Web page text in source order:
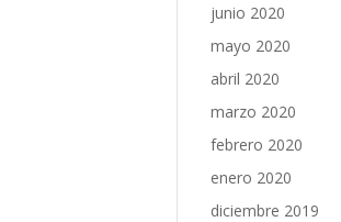
junio 2020
mayo 2020
abril 2020
marzo 2020
febrero 2020
enero 2020
diciembre 2019